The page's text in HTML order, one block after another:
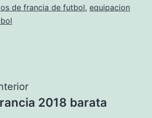
de francia de futbol, equipacion
2018 barata